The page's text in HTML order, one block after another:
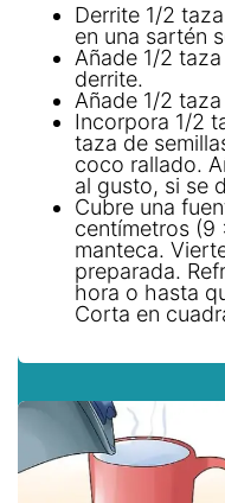
Derrite 1/2
en una sartén
Añade 1/2
derrite.
Añade 1/2
Incorpora 1/2
taza de
coco rallado.
al gusto, si se
Cubre una
centímetros (9
manteca.
preparada.
hora o hasta
Corta en